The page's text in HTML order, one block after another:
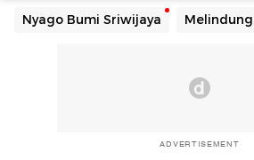
Nyago Bumi Sriwijaya
ADVERTISEMENT